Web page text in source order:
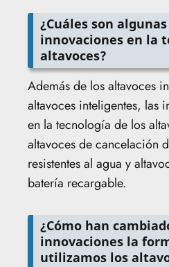
¿Cuáles son
innovaciones en la
altavoces?
Además de los altavoces
altavoces inteligentes, las
en la tecnología de los
altavoces de cancelación
resistentes al agua y
batería recargable.
¿Cómo han
innovaciones la
utilizamos los